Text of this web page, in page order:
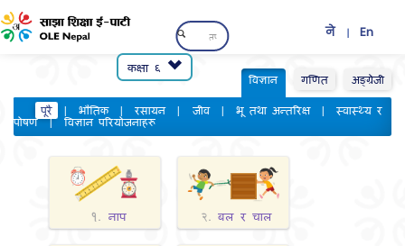
ने | En
विज्ञान गणित अङ्ग्रेजी
कक्षा ६
पूरै | भौतिक | रसायन | जीव | भू तथा अन्तरिक्ष |
स्वास्थ्य र
पोषण | विज्ञान परियोजनाहरू
१. नाप २. बल र चाल